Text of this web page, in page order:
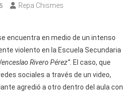
Repa Chismes
encuentra en medio de un intenso
violento en la Escuela Secundaria
Rivero Pérez”. El caso, que
sociales a través de un video,
agredió a otro dentro del aula con